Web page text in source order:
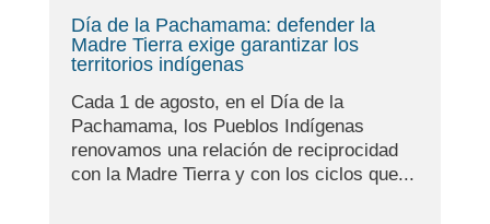
Día de la Pachamama: defender la
Madre Tierra exige garantizar los
territorios indígenas
Cada 1 de agosto, en el Día de la
Pachamama, los Pueblos Indígenas
renovamos una relación de reciprocidad
con la Madre Tierra y con los ciclos que...